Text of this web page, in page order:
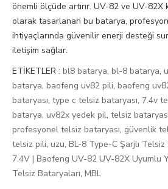
önemli ölçüde artırır. UV-82 ve UV-82X
olarak tasarlanan bu batarya,
ihtiyaçlarında güvenilir enerji desteği
iletişim sağlar.
ETİKETLER : bl8 batarya, bl-8 batarya,
batarya, baofeng uv82 pili, baofeng
bataryası, type c telsiz bataryası, 7.4v
batarya, uv82x yedek pil, telsiz
profesyonel telsiz bataryası, güvenlik
telsiz pili, uzu, BL-8 Type-C Şarjlı
7.4V | Baofeng UV-82 UV-82X Uyumlu
Telsiz Bataryaları, MBL